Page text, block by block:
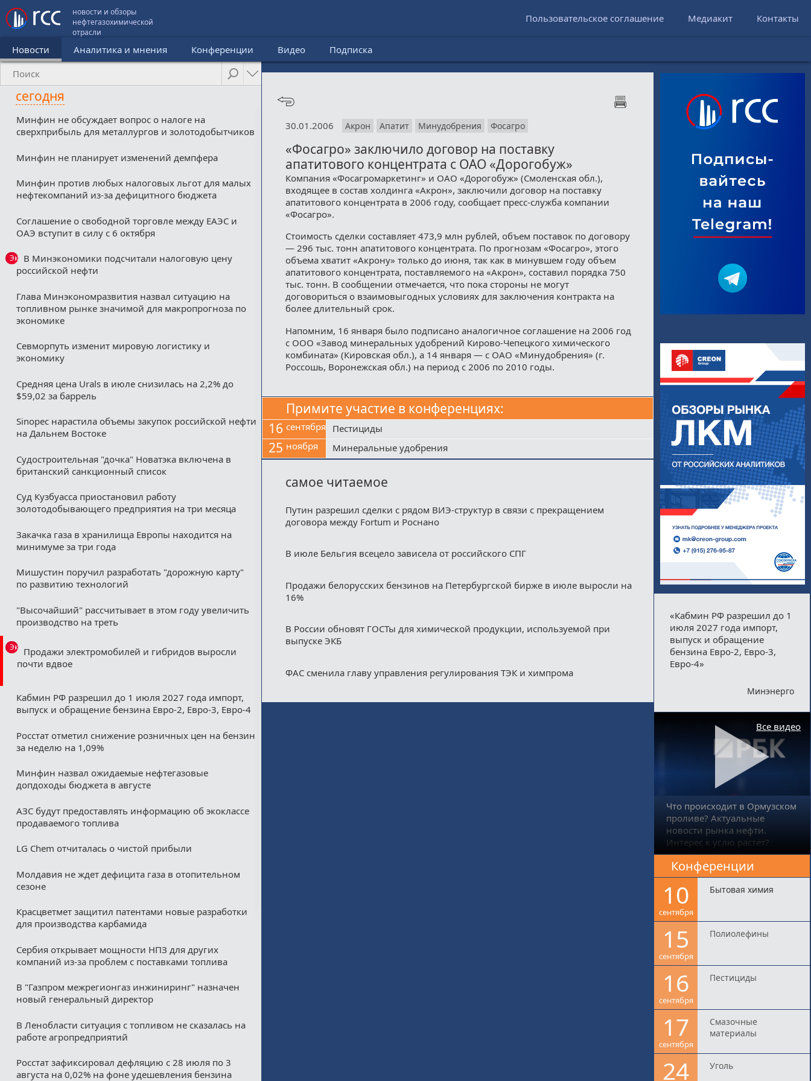
новости и обзоры
нефтегазохимической
отрасли
Пользовательское соглашение Медиакит Контакты
Новости Аналитика и мнения Конференции Видео Подписка
сегодня
Минфин не обсуждает вопрос о налоге на
сверхприбыль для металлургов и золотодобытчиков
Минфин не планирует изменений демпфера
Минфин против любых налоговых льгот для малых
нефтекомпаний из-за дефицитного бюджета
Соглашение о свободной торговле между ЕАЭС и
ОАЭ вступит в силу с 6 октября
Эксклюзив
В Минэкономики подсчитали налоговую цену
российской нефти
Глава Минэкономразвития назвал ситуацию на
топливном рынке значимой для макропрогноза по
экономике
Севморпуть изменит мировую логистику и
экономику
Средняя цена Urals в июле снизилась на 2,2% до
$59,02 за баррель
Sinopec нарастила объемы закупок российской нефти
на Дальнем Востоке
Судостроительная "дочка" Новатэка включена в
британский санкционный список
Суд Кузбуасса приостановил работу
золотодобывающего предприятия на три месяца
Закачка газа в хранилища Европы находится на
минимуме за три года
Мишустин поручил разработать "дорожную карту"
по развитию технологий
"Высочайший" рассчитывает в этом году увеличить
производство на треть
Эксклюзив
Продажи электромобилей и гибридов выросли
почти вдвое
Кабмин РФ разрешил до 1 июля 2027 года импорт,
выпуск и обращение бензина Евро-2, Евро-3, Евро-4
Росстат отметил снижение розничных цен на бензин
за неделю на 1,09%
Минфин назвал ожидаемые нефтегазовые
допдоходы бюджета в августе
АЗС будут предоставлять информацию об экоклассе
продаваемого топлива
LG Chem отчиталась о чистой прибыли
Молдавия не ждет дефицита газа в отопительном
сезоне
Красцветмет защитил патентами новые разработки
для производства карбамида
Сербия открывает мощности НПЗ для других
компаний из‑за проблем с поставками топлива
В "Газпром межрегионгаз инжиниринг" назначен
новый генеральный директор
В Ленобласти ситуация с топливом не сказалась на
работе агропредприятий
Росстат зафиксировал дефляцию с 28 июля по 3
августа на 0,02% на фоне удешевления бензина
30.01.2006 Акрон Апатит Минудобрения Фосагро
«Фосагро» заключило договор на поставку
апатитового концентрата с ОАО «Дорогобуж»
Компания «Фосагромаркетинг» и ОАО «Дорогобуж» (Смоленская обл.),
входящее в состав холдинга «Акрон», заключили договор на поставку
апатитового концентрата в 2006 году, сообщает пресс-служба компании
«Фосагро».
Стоимость сделки составляет 473,9 млн рублей, объем поставок по договору
— 296 тыс. тонн апатитового концентрата. По прогнозам «Фосагро», этого
объема хватит «Акрону» только до июня, так как в минувшем году объем
апатитового концентрата, поставляемого на «Акрон», составил порядка 750
тыс. тонн. В сообщении отмечается, что пока стороны не могут
договориться о взаимовыгодных условиях для заключения контракта на
более длительный срок.
Напомним, 16 января было подписано аналогичное соглашение на 2006 год
с ООО «Завод минеральных удобрений Кирово-Чепецкого химического
комбината» (Кировская обл.), а 14 января — с ОАО «Минудобрения» (г.
Россошь, Воронежская обл.) на период с 2006 по 2010 годы.
Примите участие в конференциях:
16 сентября Пестициды
25 ноября Минеральные удобрения
самое читаемое
Путин разрешил сделки с рядом ВИЭ-структур в связи с прекращением
договора между Fortum и Роснано
В июле Бельгия всецело зависела от российского СПГ
Продажи белорусских бензинов на Петербургской бирже в июле выросли на
16%
В России обновят ГОСТы для химической продукции, используемой при
выпуске ЭКБ
ФАС сменила главу управления регулирования ТЭК и химпрома
«Кабмин РФ разрешил до 1
июля 2027 года импорт,
выпуск и обращение
бензина Евро-2, Евро-3,
Евро-4»
Минэнерго
Что происходит в Ормузском
проливе? Актуальные
новости рынка нефти.
Интерес к углю растёт?
Все видео
Конференции
10
сентября
Бытовая химия
15
сентября
Полиолефины
16
сентября
Пестициды
17
сентября
Смазочные
материалы
24 Уголь